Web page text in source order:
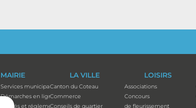
MAIRIE
Services municipaux
Démarches en ligne
Arrêtés et réglements
LA VILLE
Canton du Coteau
Commerce
Conseils de quartier
LOISIRS
Associations
Concours
de fleurissement